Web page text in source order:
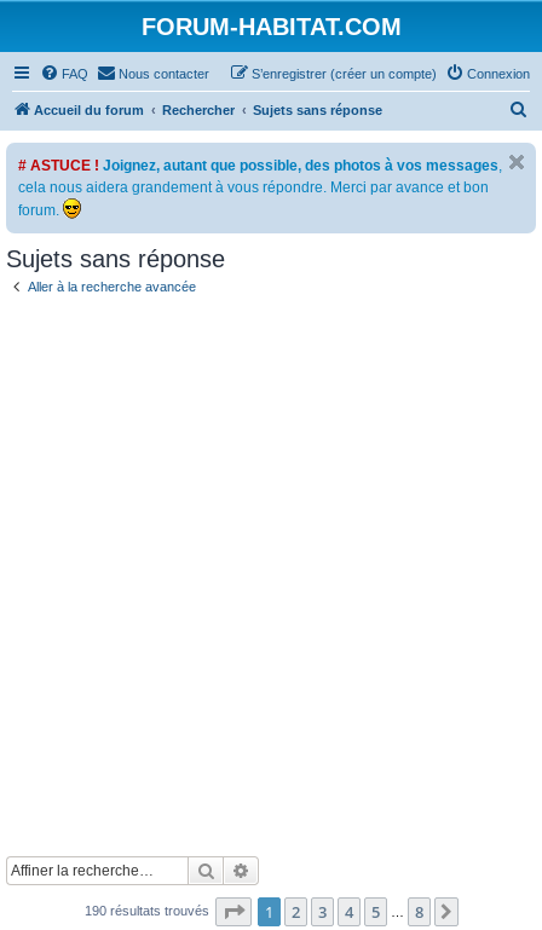
FORUM-HABITAT.COM
FAQ Nous contacter Connexion
S’enregistrer (créer un compte)
Accueil du forum Rechercher Sujets sans réponse
e
# ASTUCE ! Joignez, autant que possible, des photos à vos messages,
cela nous aidera grandement à vous répondre. Merci par avance et bon
forum.
Sujets sans réponse
Aller à la recherche avancée
Rechercher
190 résultats trouvés Page 1sur8
1 2 3 4 5 8